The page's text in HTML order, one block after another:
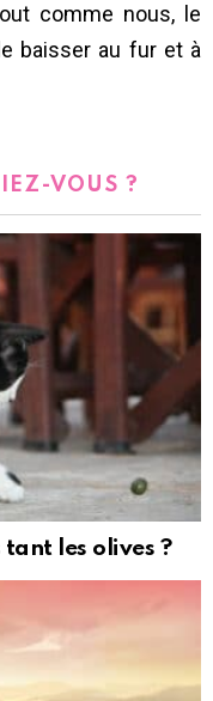
comme nous, le
baisser au fur et à
VOUS ?
les olives ?